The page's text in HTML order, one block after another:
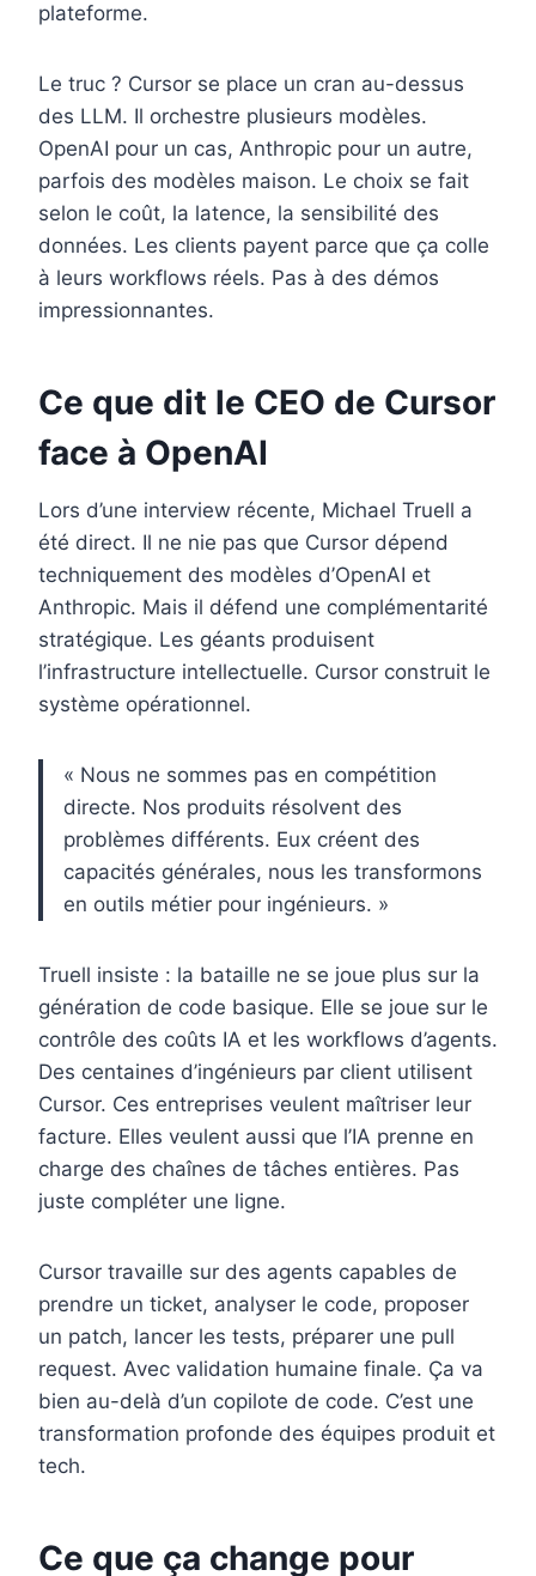
plateforme.
Le truc ? Cursor se place un cran au-dessus
des LLM. Il orchestre plusieurs modèles.
OpenAI pour un cas, Anthropic pour un autre,
parfois des modèles maison. Le choix se fait
selon le coût, la latence, la sensibilité des
données. Les clients payent parce que ça colle
à leurs workflows réels. Pas à des démos
impressionnantes.
Ce que dit le CEO de Cursor
face à OpenAI
Lors d’une interview récente, Michael Truell a
été direct. Il ne nie pas que Cursor dépend
techniquement des modèles d’OpenAI et
Anthropic. Mais il défend une complémentarité
stratégique. Les géants produisent
l’infrastructure intellectuelle. Cursor construit le
système opérationnel.
« Nous ne sommes pas en compétition
directe. Nos produits résolvent des
problèmes différents. Eux créent des
capacités générales, nous les transformons
en outils métier pour ingénieurs. »
Truell insiste : la bataille ne se joue plus sur la
génération de code basique. Elle se joue sur le
contrôle des coûts IA et les workflows d’agents.
Des centaines d’ingénieurs par client utilisent
Cursor. Ces entreprises veulent maîtriser leur
facture. Elles veulent aussi que l’IA prenne en
charge des chaînes de tâches entières. Pas
juste compléter une ligne.
Cursor travaille sur des agents capables de
prendre un ticket, analyser le code, proposer
un patch, lancer les tests, préparer une pull
request. Avec validation humaine finale. Ça va
bien au-delà d’un copilote de code. C’est une
transformation profonde des équipes produit et
tech.
Ce que ça change pour